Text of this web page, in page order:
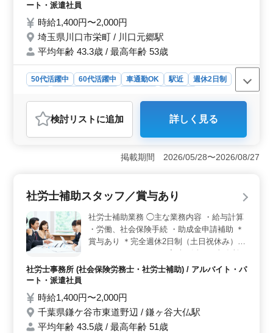
ート・派遣社員
時給1,400円〜2,000円
埼玉県川口市栄町 / 川口元郷駅
平均年齢 43.3歳 / 最高年齢 53歳
50代活躍中 60代活躍中 車通勤OK 駅近
週休2日制
社労士事務所
おすすめポイント
＜働きやすい勤務環境＞ 完全週休2日制（土日祝休み）
のため、プライベートとの両立を図りながら働ける環境
です。基本的に残業もなく、無理のない働き方を目指し
助成金申請手続き補助、給与計算などを担当します。社
労士事務所での経験を活かしながら、幅広い労務業務に
携われる環境です。 ＜川口元郷駅徒歩圏内の職場
＞ 勤務地は川口元郷駅から徒歩圏内にあり、通勤負担
を抑えられます。交通費支給に加え、賞与や社会保険完
です。
検討リスト に追加 詳しく見る
掲載期間 2026/05/28〜2026/08/27
社労士補助スタッフ／賞与あり
社労士補助業務 ◯主な業務内容 ・給与計算
・労働、社会保険手続 ・助成金申請補助 ＊
賞与あり ＊完全週休2日制（土日祝休み）
す。 ぜひ積み重ねた経験を発揮してくださ
社労士事務所 (社会保険労務士・社労士補助) / アルバイト・パ
ート・派遣社員
時給1,400円〜2,000円
千葉県鎌ケ谷市東道野辺 / 鎌ヶ谷大仏駅
平均年齢 43.5歳 / 最高年齢 51歳